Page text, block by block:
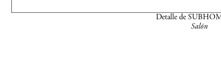
Detalle de
Salón